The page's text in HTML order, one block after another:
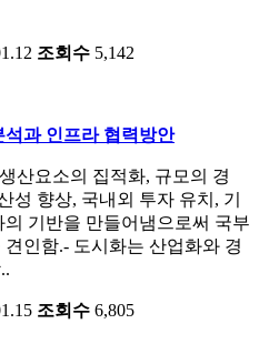
조회수 5,142
과 인프라 협력방안
산요소의 집적화, 규모의 경
성 향상, 국내외 투자 유치, 기
기반을 만들어냄으로써 국부
인함.- 도시화는 산업화와 경
조회수 6,805